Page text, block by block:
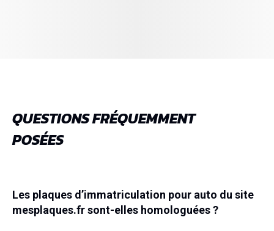
QUESTIONS FRÉQUEMMENT
POSÉES
Les plaques d’immatriculation pour auto du site
mesplaques.fr sont-elles homologuées ?